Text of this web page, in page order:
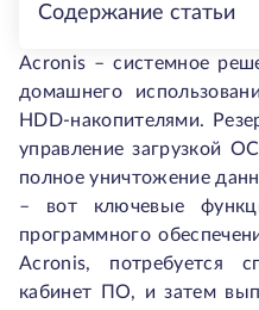
Содержание статьи
Acronis – системное
домашнего
HDD-накопителями.
управление загрузкой
полное уничтожение
– вот ключевые
программного
Acronis, потребуется
кабинет ПО, и затем